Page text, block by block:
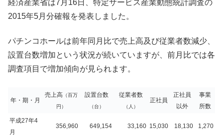
経済産業省は7月16日、特定サービス産業動態統計調査の
2015年5月分確報を発表しました。
パチンコホールは前年同月比で売上高及び従業者数減少、
設置台数増加という状況が続いていますが、前月比では各
調査項目で増加傾向が見られます。
年・期・月
売上高 （百万
円）
設置台数
（台）
従業者数
（人）
正社員
正社員
以外
事業
所数
平成27年4
月
356,960 649,154 33,160 15,030 18,130 1,270